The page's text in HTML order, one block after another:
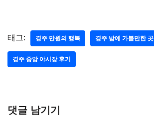
태그: 경주 만원의 행복 경주 밤에 가볼만한 곳
경주 중앙 야시장 후기
댓글 남기기